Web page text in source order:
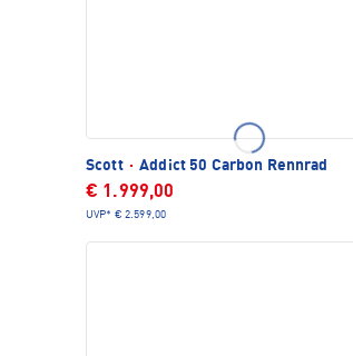
Scott · Addict 50 Carbon Rennrad
€ 1.999,00
UVP* € 2.599,00